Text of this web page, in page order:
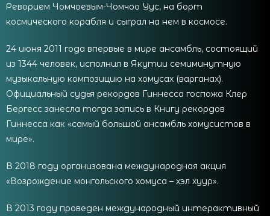
Реворием Чомчоевым-Чомчоо Уус, на борт
космического корабля и сыграл на нем в космосе.
24 июня 2011 года впервые в мире ансамбль, состоящий
из 1344 человек, исполнил в Якутии семиминутную
музыкальную композицию на хомусах (варганах).
Официальный судья рекордов Гиннесса госпожа Клер
Бергесс занесла тогда запись в Книгу рекордов
Гиннесса как «самый большой ансамбль хомусистов в
мире».
В 2018 году организована международная акция
«Возрождение монгольского хомуса – хэл хуур».
В 2013 году проведен международный интерактивный